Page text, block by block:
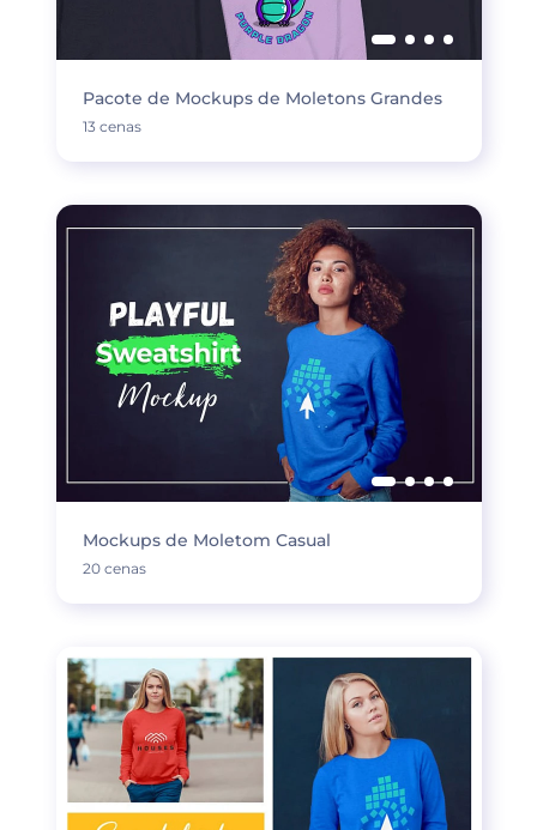
Pacote de Mockups de Moletons Grandes
13 cenas
Mockups de Moletom Casual
20 cenas